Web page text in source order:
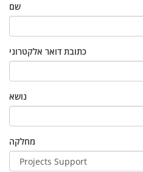
שם
כתובת דואר אלקטרוני
נושא
מחלקה